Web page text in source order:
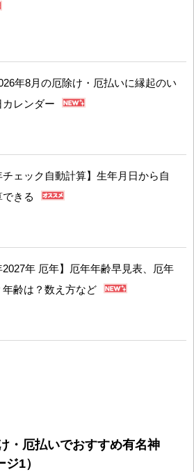
年8月の厄除け・厄払いに縁起のい
カレンダー
チェック自動計算】生年月日から自
きる
2027年 厄年】厄年年齢早見表、厄年
年齢は？数え方など
・厄払いでおすすめ有名神
1）